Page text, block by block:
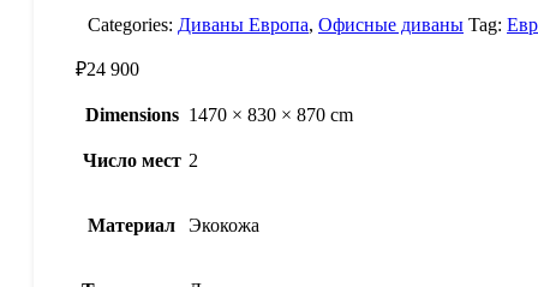
Categories: Диваны Европа, Офисные диваны Tag:
₽24 900
Dimensions 1470 × 830 × 870 cm
Число мест 2
Материал Экокожа